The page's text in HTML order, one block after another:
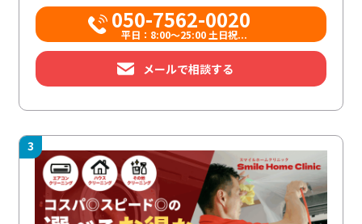
050-7562-0020
平日：8:00〜25:00 土日祝...
メールで相談する
3